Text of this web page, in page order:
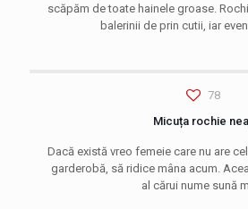
scăpăm de toate hainele groase.
balerinii de prin cutii, iar
78
Micuța rochie
Dacă există vreo femeie care nu are
garderobă, să ridice mâna acum.
al cărui nume sună